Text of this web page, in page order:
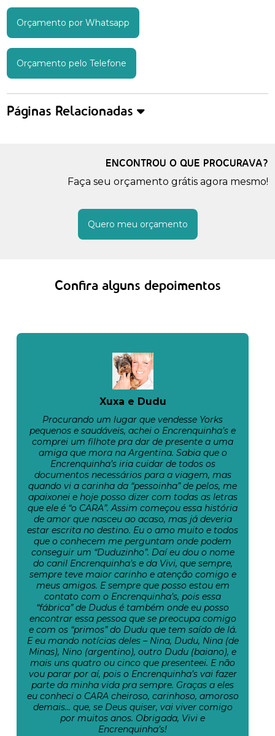
Orçamento por Whatsapp
Orçamento pelo Telefone
Páginas Relacionadas
ENCONTROU O QUE PROCURAVA?
Faça seu orçamento grátis agora mesmo!
Quero meu orçamento
Confira alguns depoimentos
Xuxa e Dudu
Procurando um lugar que vendesse Yorks
pequenos e saudáveis, achei o Encrenquinha’s e
comprei um filhote pra dar de presente a uma
amiga que mora na Argentina. Sabia que o
Encrenquinha’s iria cuidar de todos os
documentos necessários para a viagem, mas
quando vi a carinha da “pessoinha” de pelos, me
apaixonei e hoje posso dizer com todas as letras
que ele é “o CARA”. Assim começou essa história
de amor que nasceu ao acaso, mas já deveria
estar escrita no destino. Eu o amo muito e todos
que o conhecem me perguntam onde podem
conseguir um “Duduzinho”. Daí eu dou o nome
do canil Encrenquinha’s e da Vivi, que sempre,
sempre teve maior carinho e atenção comigo e
meus amigos. E sempre que posso estou em
contato com o Encrenquinha’s, pois essa
“fábrica” de Dudus é também onde eu posso
encontrar essa pessoa que se preocupa comigo
e com os “primos” do Dudu que tem saído de lá.
E eu mando notícias deles – Nina, Dudu, Nina (de
Minas), Nino (argentino), outro Dudu (baiano), e
mais uns quatro ou cinco que presenteei. E não
vou parar por aí, pois o Encrenquinha’s vai fazer
parte da minha vida pra sempre. Graças a eles
eu conheci o CARA cheiroso, carinhoso, amoroso
demais… que, se Deus quiser, vai viver comigo
por muitos anos. Obrigada, Vivi e
Encrenquinha’s!